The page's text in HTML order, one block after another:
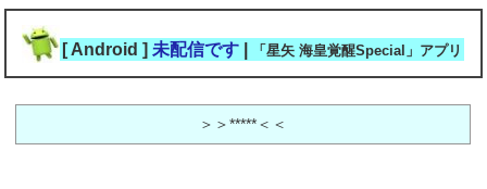
[ Android ]未配信です 「星矢 海皇覚醒Special」アプリ
＞＞*****＜＜